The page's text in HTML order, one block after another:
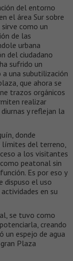
del entorno
el área Sur sobre
sirve como un
de las
urbana
del ciudadano
sufrido un
una subutilización
que ahora se
trazos orgánicos
realizar
y reflejan la
donde
límites del terreno,
a los visitantes
peatonal sin
Es por eso y
dispuso el uso
en su
se tuvo como
creando
un espejo de agua
Plaza